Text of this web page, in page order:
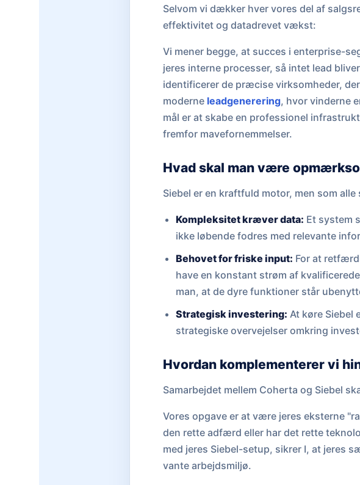
Selvom vi dækker hver vores del af
effektivitet og datadrevet vækst:
Vi mener begge, at succes i enterprise-
jeres interne processer, så intet lead
identificerer de præcise virksomheder,
moderne leadgenerering, hvor vinderne
mål er at skabe en professionel
fremfor mavefornemmelser.
Hvad skal man være
Siebel er en kraftfuld motor, men som
Kompleksitet kræver data: Et system
ikke løbende fodres med relevante
Behovet for friske input: For at
have en konstant strøm af
man, at de dyre funktioner står
Strategisk investering: At køre Siebel
strategiske overvejelser omkring
Hvordan komplementerer vi
Samarbejdet mellem Coherta og Siebel
Vores opgave er at være jeres eksterne
den rette adfærd eller har det rette
med jeres Siebel-setup, sikrer I, at jeres
vante arbejdsmiljø.